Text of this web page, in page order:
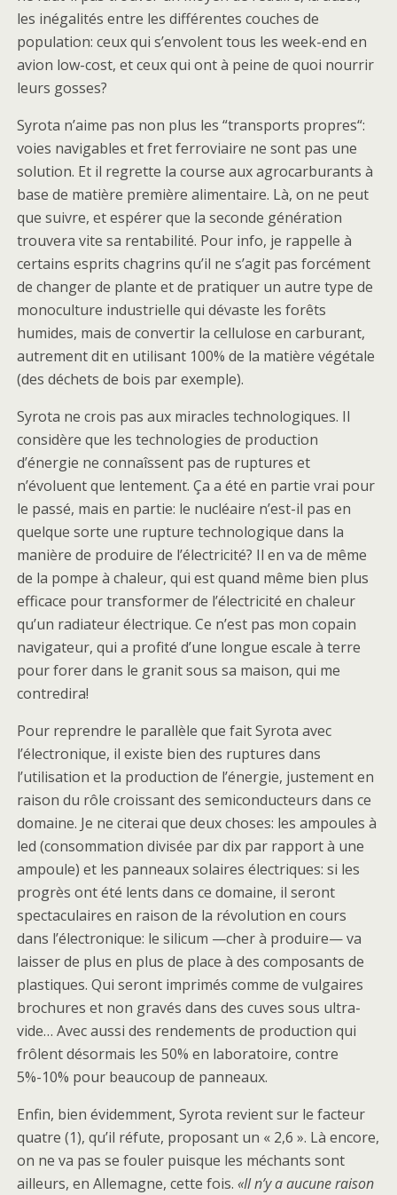
les inégalités entre les différentes couches de
population: ceux qui s’envolent tous les week-end en
avion low-cost, et ceux qui ont à peine de quoi nourrir
leurs gosses?
Syrota n’aime pas non plus les “transports propres“:
voies navigables et fret ferroviaire ne sont pas une
solution. Et il regrette la course aux agrocarburants à
base de matière première alimentaire. Là, on ne peut
que suivre, et espérer que la seconde génération
trouvera vite sa rentabilité. Pour info, je rappelle à
certains esprits chagrins qu’il ne s’agit pas forcément
de changer de plante et de pratiquer un autre type de
monoculture industrielle qui dévaste les forêts
humides, mais de convertir la cellulose en carburant,
autrement dit en utilisant 100% de la matière végétale
(des déchets de bois par exemple).
Syrota ne crois pas aux miracles technologiques. Il
considère que les technologies de production
d’énergie ne connaîssent pas de ruptures et
n’évoluent que lentement. Ça a été en partie vrai pour
le passé, mais en partie: le nucléaire n’est-il pas en
quelque sorte une rupture technologique dans la
manière de produire de l’électricité? Il en va de même
de la pompe à chaleur, qui est quand même bien plus
efficace pour transformer de l’électricité en chaleur
qu’un radiateur électrique. Ce n’est pas mon copain
navigateur, qui a profité d’une longue escale à terre
pour forer dans le granit sous sa maison, qui me
contredira!
Pour reprendre le parallèle que fait Syrota avec
l’électronique, il existe bien des ruptures dans
l’utilisation et la production de l’énergie, justement en
raison du rôle croissant des semiconducteurs dans ce
domaine. Je ne citerai que deux choses: les ampoules à
led (consommation divisée par dix par rapport à une
ampoule) et les panneaux solaires électriques: si les
progrès ont été lents dans ce domaine, il seront
spectaculaires en raison de la révolution en cours
dans l’électronique: le silicum —cher à produire— va
laisser de plus en plus de place à des composants de
plastiques. Qui seront imprimés comme de vulgaires
brochures et non gravés dans des cuves sous ultra-
vide… Avec aussi des rendements de production qui
frôlent désormais les 50% en laboratoire, contre
5%-10% pour beaucoup de panneaux.
Enfin, bien évidemment, Syrota revient sur le facteur
quatre (1), qu’il réfute, proposant un « 2,6 ». Là encore,
on ne va pas se fouler puisque les méchants sont
ailleurs, en Allemagne, cette fois. «Il n’y a aucune raison